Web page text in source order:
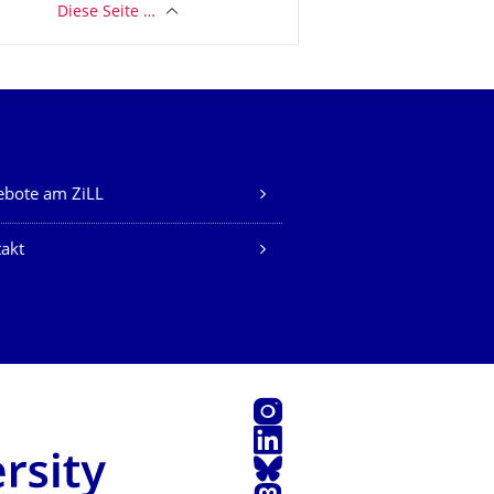
Diese Seite …
am ZiLL
Instagram
LinkedIn
Bluesky